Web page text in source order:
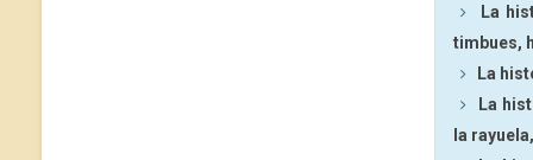
La
timbues,
La
La
la